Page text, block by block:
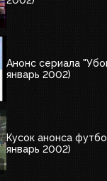
Анонс сериала
январь 2002)
Кусок анонса
январь 2002)